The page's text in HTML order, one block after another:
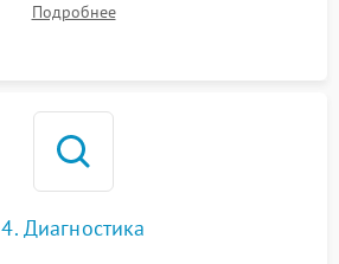
Подробнее
4. Диагностика